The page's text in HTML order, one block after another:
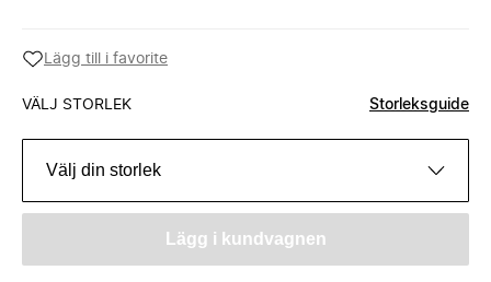
Lägg till i favorite
VÄLJ STORLEK Storleksguide
Välj din storlek
Lägg i kundvagnen